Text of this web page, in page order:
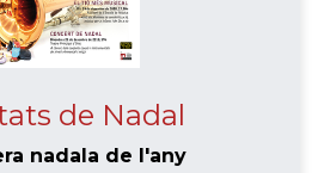
de Nadal
nadala de l'any